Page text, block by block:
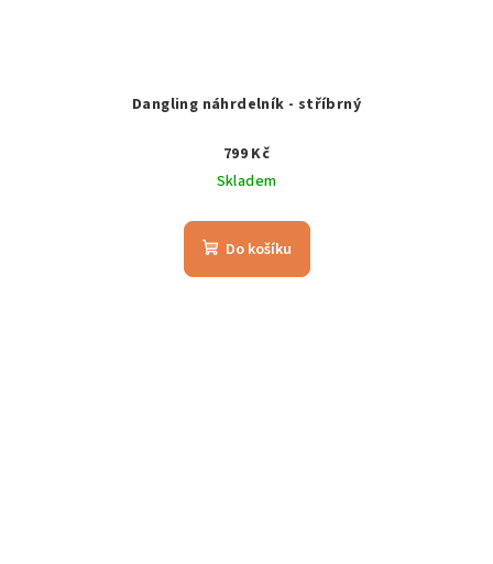
Dangling náhrdelník - stříbrný
799 Kč
Skladem
Do košíku